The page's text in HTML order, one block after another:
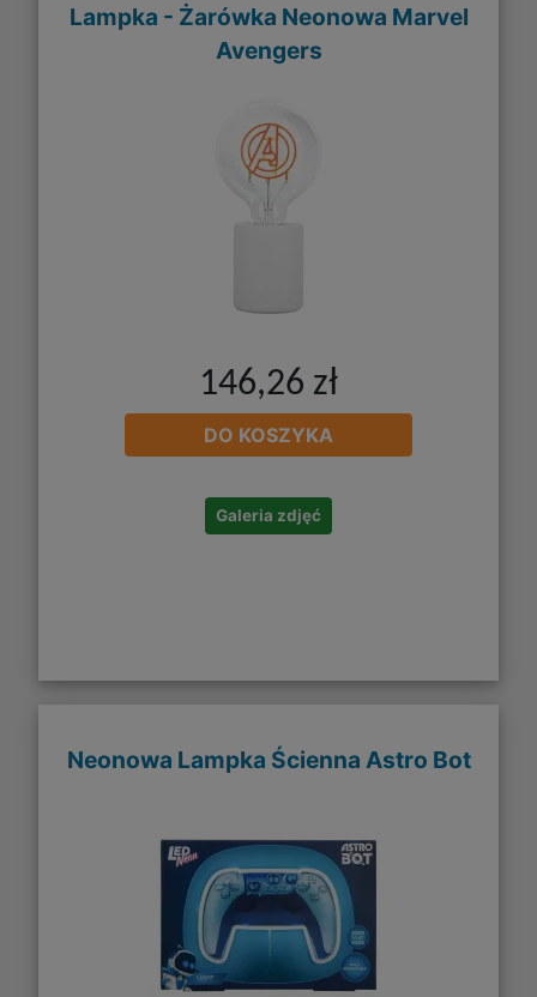
Lampka - Żarówka Neonowa Marvel
Avengers
146,26 zł
DO KOSZYKA
Galeria zdjęć
Neonowa Lampka Ścienna Astro Bot